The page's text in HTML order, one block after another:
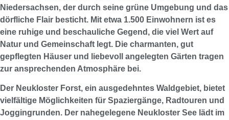
Niedersachsen, der durch seine grüne Umgebung und das
dörfliche Flair besticht. Mit etwa 1.500 Einwohnern ist es
eine ruhige und beschauliche Gegend, die viel Wert auf
Natur und Gemeinschaft legt. Die charmanten, gut
gepflegten Häuser und liebevoll angelegten Gärten tragen
zur ansprechenden Atmosphäre bei.
Der Neukloster Forst, ein ausgedehntes Waldgebiet, bietet
vielfältige Möglichkeiten für Spaziergänge, Radtouren und
Joggingrunden. Der nahegelegene Neukloster See lädt im